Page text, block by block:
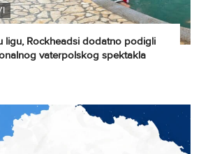
ligu, Rockheadsi dodatno podigli
vaterpolskog spektakla